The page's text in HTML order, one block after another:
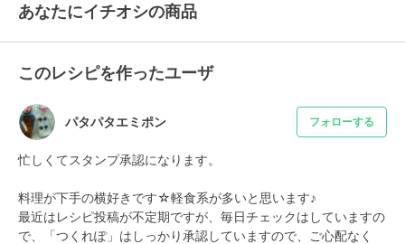
あなたにイチオシの商品
このレシピを作ったユーザ
パタパタエミポン フォローする
忙しくてスタンプ承認になります。
料理が下手の横好きです☆軽食系が多いと思います♪
最近はレシピ投稿が不定期ですが、毎日チェックはしていますの
で、「つくれぽ」はしっかり承認していますので、ご心配なく